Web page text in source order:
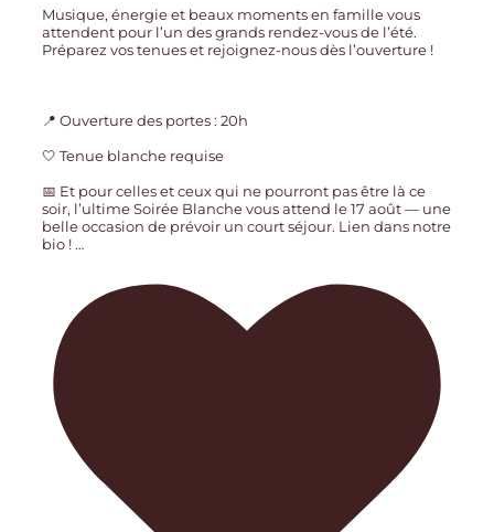
Musique, énergie et beaux moments en famille vous
attendent pour l’un des grands rendez-vous de l’été.
Préparez vos tenues et rejoignez-nous dès l’ouverture !
📍 Ouverture des portes : 20h
🤍 Tenue blanche requise
📅 Et pour celles et ceux qui ne pourront pas être là ce
soir, l’ultime Soirée Blanche vous attend le 17 août — une
belle occasion de prévoir un court séjour. Lien dans notre
bio !…